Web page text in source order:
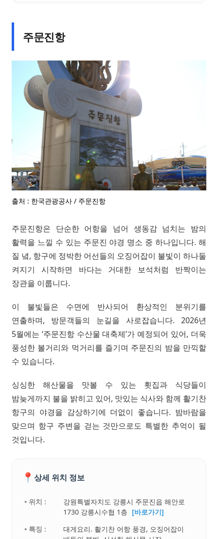
주문진항
출처 : 한국관광공사 / 주문진항
주문진항은 단순한 어항을 넘어 생동감 넘치는 밤의
활력을 느낄 수 있는 주문진 야경 명소 중 하나입니다. 해
질 녘, 항구에 정박한 어선들의 오징어잡이 불빛이 하나둘
켜지기 시작하면 바다는 거대한 보석처럼 반짝이는
장관을 이룹니다.
이 불빛들은 수면에 반사되어 환상적인 분위기를
연출하며, 방문객들의 눈길을 사로잡습니다. 2026년
5월에는 ‘주문진항 수산물 대축제’가 예정되어 있어, 더욱
풍성한 볼거리와 먹거리를 즐기며 주문진의 밤을 만끽할
수 있습니다.
싱싱한 해산물을 맛볼 수 있는 횟집과 식당들이
밤늦게까지 불을 밝히고 있어, 맛있는 식사와 함께 활기찬
항구의 야경을 감상하기에 더없이 좋습니다. 밤바람을
맞으며 항구 주변을 걷는 것만으로도 특별한 추억이 될
것입니다.
📍 상세 위치 정보
• 위치 :
강원특별자치도 강릉시 주문진읍 해안로
1730 강릉시수협 1층 [바로가기]
• 특징 :
대게요리. 활기찬 어항 풍경, 오징어잡이